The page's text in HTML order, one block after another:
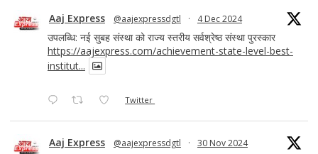
Aaj Express @aajexpressdgtl · 4 Dec 2024
उपलब्धि: नई सुबह संस्था को राज्य स्तरीय सर्वश्रेष्ठ संस्था पुरस्कार
https://aajexpress.com/achievement-state-level-best-
institut...
Twitter
Aaj Express @aajexpressdgtl · 30 Nov 2024